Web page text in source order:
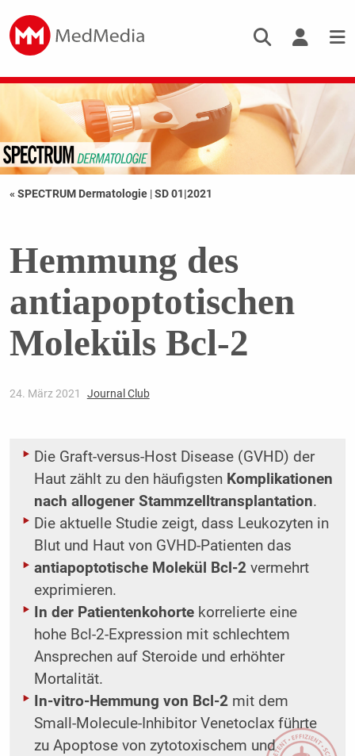
« SPECTRUM Dermatologie |SD 01|2021
Hemmung des
antiapoptotischen
Moleküls Bcl-2
24. März 2021 Journal Club
Die Graft-versus-Host Disease (GVHD) der
Haut zählt zu den häufigsten Komplikationen
nach allogener Stammzelltransplantation.
Die aktuelle Studie zeigt, dass Leukozyten in
Blut und Haut von GVHD-Patienten das
antiapoptotische Molekül Bcl-2vermehrt
exprimieren.
In der Patientenkohortekorrelierte eine
hohe Bcl-2-Expression mit schlechtem
Ansprechen auf Steroide und erhöhter
Mortalität.
In-vitro-Hemmung von Bcl-2mit dem
Small-Molecule-Inhibitor Venetoclax führte
zu Apoptose von zytotoxischem und